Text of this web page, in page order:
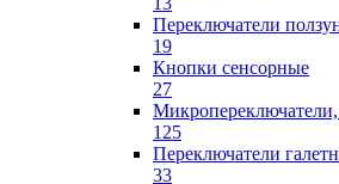
Переключатели
19
Кнопки сенсорные
27
125
Переключатели
33